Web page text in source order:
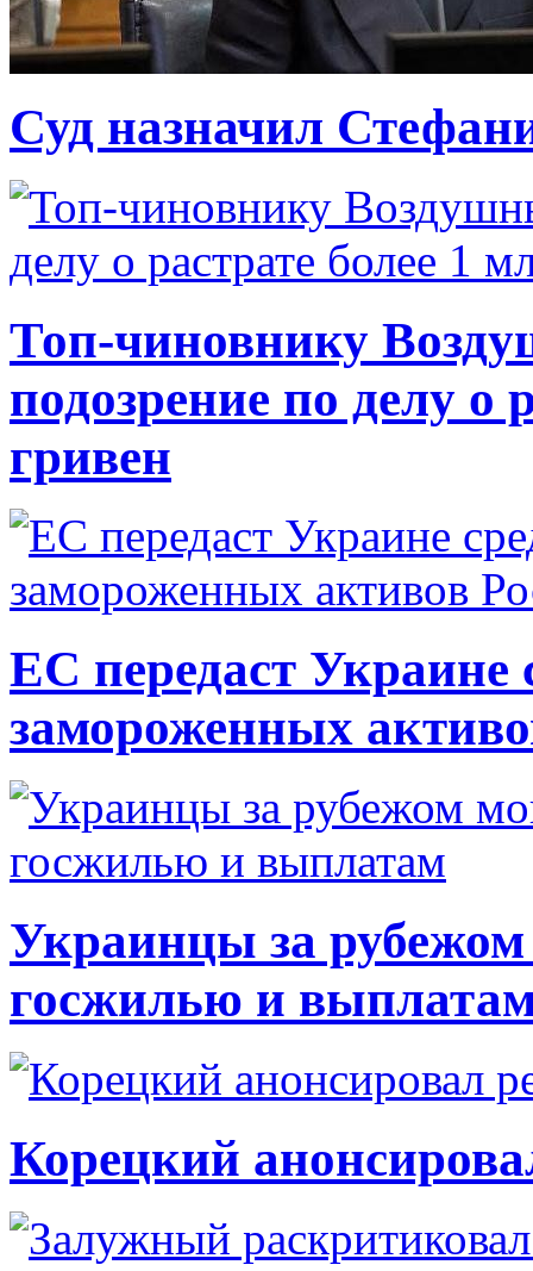
Суд назначил
Топ-чиновнику
подозрение по делу о
гривен
ЕС передаст Украине
замороженных
Украинцы за рубежом
госжилью и
Корецкий